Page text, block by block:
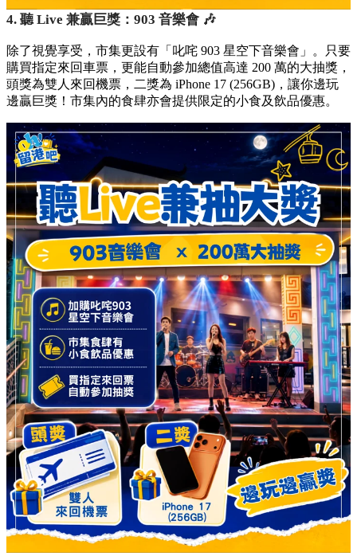
4. 聽 Live 兼贏巨獎：903 音樂會 🎶
除了視覺享受，市集更設有「叱咤 903 星空下音樂會」。只要
購買指定來回車票，更能自動參加總值高達 200 萬的大抽獎，
頭獎為雙人來回機票，二獎為 iPhone 17 (256GB)，讓你邊玩
邊贏巨獎！市集內的食肆亦會提供限定的小食及飲品優惠。